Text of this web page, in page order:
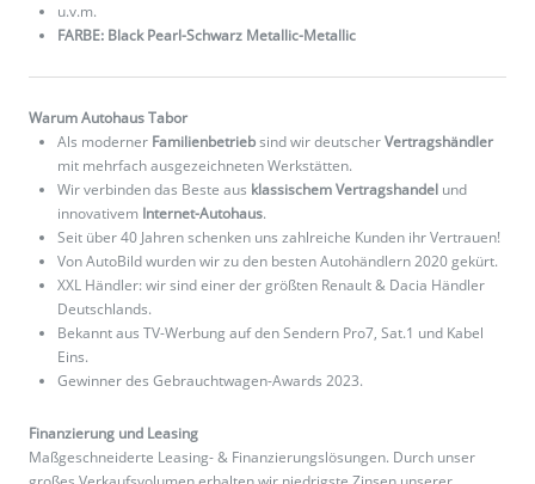
u.v.m.
FARBE: Black Pearl-Schwarz Metallic-Metallic
Warum Autohaus Tabor
Als moderner Familienbetriebsind wir deutscherVertragshändler
mit mehrfach ausgezeichneten Werkstätten.
Wir verbinden das Beste aus klassischem Vertragshandel und
innovativem Internet-Autohaus.
Seit über 40 Jahren schenken uns zahlreiche Kunden ihr Vertrauen!
Von AutoBild wurden wir zu den besten Autohändlern 2020 gekürt.
XXL Händler: wir sind einer der größten Renault & Dacia Händler
Deutschlands.
Bekannt aus TV-Werbung auf den Sendern Pro7, Sat.1 und Kabel
Eins.
Gewinner des Gebrauchtwagen-Awards 2023.
Finanzierung und Leasing
Maßgeschneiderte Leasing- & Finanzierungslösungen. Durch unser